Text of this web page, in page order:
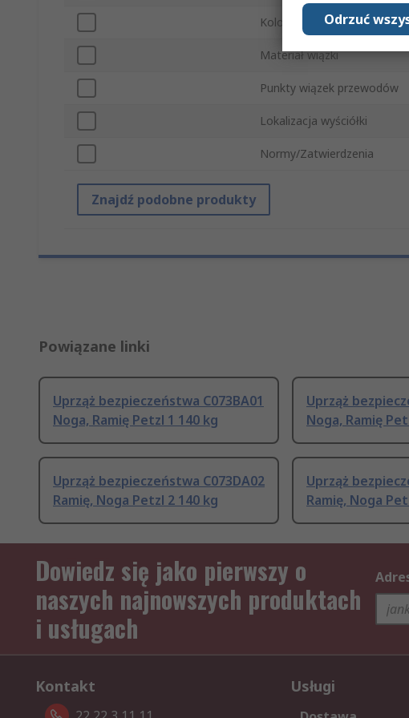
Kolor uprzęży
Materiał wiązki
Punkty wiązek przewodów
Lokalizacja wyściółki
Normy/Zatwierdzenia
Znajdź podobne produkty
Powiązane linki
Uprząż bezpieczeństwa C073BA01
Noga, Ramię Petzl 1 140 kg
Uprząż
Noga, Ramię
Uprząż bezpieczeństwa C073DA02
Ramię, Noga Petzl 2 140 kg
Uprząż
Ramię, Noga
Dowiedz się jako pierwszy o
naszych najnowszych produktach
i usługach
Kontakt Usługi
Odrzuć